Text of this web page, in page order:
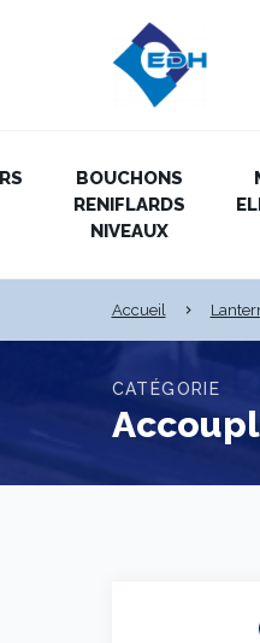
BOUCHONS
RENIFLARDS
NIVEAUX
Accueil
CATÉGORIE